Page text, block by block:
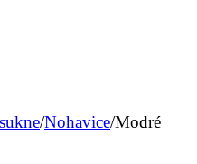
/Nohavice/Modré